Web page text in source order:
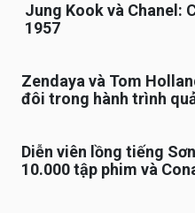
Jung Kook và Chanel:
1957
Zendaya và Tom
đôi trong hành trình
Diễn viên lồng tiếng
10.000 tập phim và